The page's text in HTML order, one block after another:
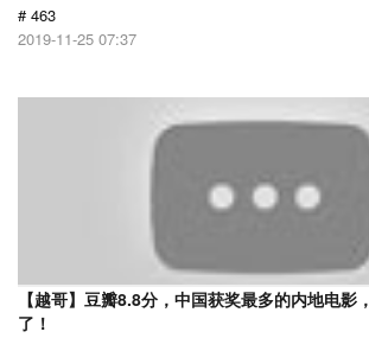
# 463
2019-11-25 07:37
【越哥】豆瓣8.8分，中国获奖最多的内地电影
了！